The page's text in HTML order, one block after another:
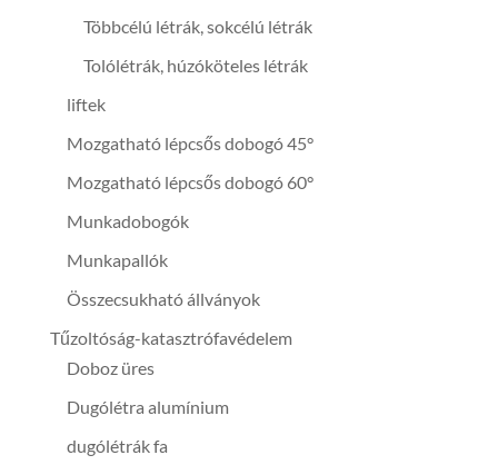
Többcélú létrák, sokcélú létrák
Tolólétrák, húzóköteles létrák
liftek
Mozgatható lépcsős dobogó 45°
Mozgatható lépcsős dobogó 60°
Munkadobogók
Munkapallók
Összecsukható állványok
Tűzoltóság-katasztrófavédelem
Doboz üres
Dugólétra alumínium
dugólétrák fa